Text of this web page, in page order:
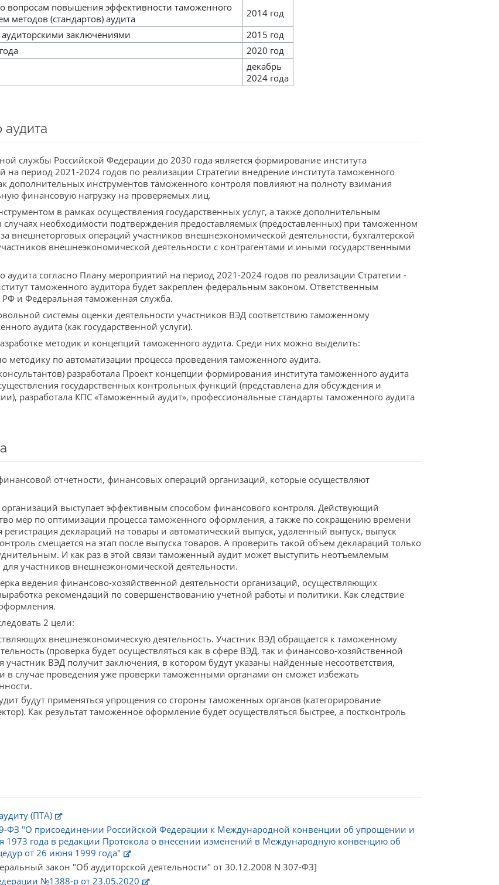
вопросам повышения эффективности таможенного
методов (стандартов) аудита
2014 год
заключениями
2015 год
2020 год
декабрь
2024 года
аудита
службы Российской Федерации до 2030 года является формирование института
период 2021-2024 годов по реализации Стратегии внедрение института таможенного
дополнительных инструментов таможенного контроля повлияют на полноту взимания
финансовую нагрузку на проверяемых лиц.
в рамках осуществления государственных услуг, а также дополнительным
необходимости подтверждения предоставляемых (предоставленных) при таможенном
внешнеторговых операций участников внешнеэкономической деятельности, бухгалтерской
внешнеэкономической деятельности с контрагентами и иными государственными
согласно Плану мероприятий на период 2021-2024 годов по реализации Стратегии -
таможенного аудитора будет закреплен федеральным законом. Ответственным
и Федеральная таможенная служба.
системы оценки деятельности участников ВЭД соответствию таможенному
аудита (как государственной услуги).
методик и концепций таможенного аудита. Среди них можно выделить:
по автоматизации процесса проведения таможенного аудита.
разработала Проект концепции формирования института таможенного аудита
государственных контрольных функций (представлена для обсуждения и
разработала КПС «Таможенный аудит», профессиональные стандарты таможенного аудита
отчетности, финансовых операций организаций, которые осуществляют
организаций выступает эффективным способом финансового контроля. Действующий
мер по оптимизации процесса таможенного оформления, а также по сокращению времени
регистрация деклараций на товары и автоматический выпуск, удаленный выпуск, выпуск
смещается на этап после выпуска товаров. А проверить такой объем деклараций только
И как раз в этой связи таможенный аудит может выступить неотъемлемым
участников внешнеэкономической деятельности.
ведения финансово-хозяйственной деятельности организаций, осуществляющих
рекомендаций по совершенствованию учетной работы и политики. Как следствие
2 цели:
внешнеэкономическую деятельность. Участник ВЭД обращается к таможенному
(проверка будет осуществляться как в сфере ВЭД, так и финансово-хозяйственной
участник ВЭД получит заключения, в котором будут указаны найденные несоответствия,
в случае проведения уже проверки таможенными органами он сможет избежать
будут применяться упрощения со стороны таможенных органов (категорирование
Как результат таможенное оформление будет осуществляться быстрее, а постконтроль
(ПТА)
ФЗ "О присоединении Российской Федерации к Международной конвенции об упрощении и
1973 года в редакции Протокола о внесении изменений в Международную конвенцию об
от 26 июня 1999 года"
закон "Об аудиторской деятельности" от 30.12.2008 N 307-ФЗ]
№1388-р от 23.05.2020